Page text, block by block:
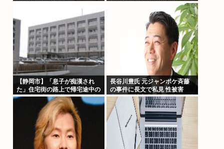
【静岡市】「息子が痴漢され
た」住宅街の路上で帰宅途中の
男子小学生に痴漢行為か 16歳
男子学生を逮捕
長谷川豊氏 元ジャンポケ斉藤
の事件に長文で私見 性被害
者・冤罪被害者への取材経験踏
まえ